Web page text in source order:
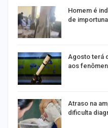
Homem é
de
Agosto terá
aos
Atraso na
dificulta